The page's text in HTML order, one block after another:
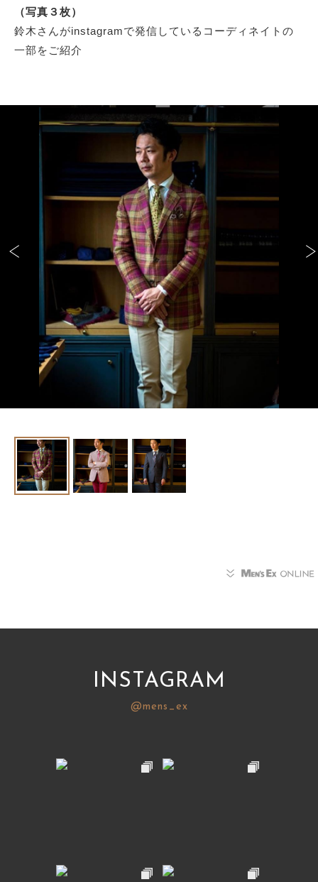
（写真３枚）
鈴木さんがinstagramで発信しているコーディネイトの
一部をご紹介
INSTAGRAM
@mens_ex